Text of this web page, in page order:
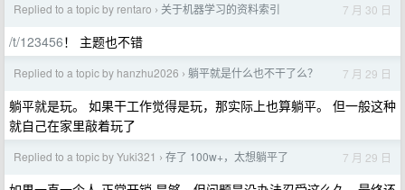
Replied to a topic by rentaro › 关于机器学习的资料索引 7 月 30 日
/t/123456！ 主题也不错
Replied to a topic by hanzhu2026 › 躺平就是什么也不干了么？ 7 月 29 日
躺平就是玩。 如果干工作觉得是玩，那实际上也算躺平。 但一般这种
就自己在家里敲着玩了
Replied to a topic by Yuki321 › 存了 100w+，太想躺平了 7 月 29 日